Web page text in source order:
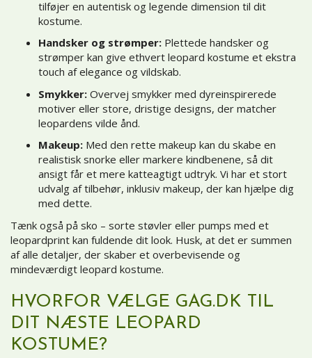
tilføjer en autentisk og legende dimension til dit
kostume.
Handsker og strømper: Plettede handsker og
strømper kan give ethvert leopard kostume et ekstra
touch af elegance og vildskab.
Smykker: Overvej smykker med dyreinspirerede
motiver eller store, dristige designs, der matcher
leopardens vilde ånd.
Makeup: Med den rette makeup kan du skabe en
realistisk snorke eller markere kindbenene, så dit
ansigt får et mere katteagtigt udtryk. Vi har et stort
udvalg aftilbehør, inklusiv makeup, der kan hjælpe dig
med dette.
Tænk også på sko – sorte støvler eller pumps med et
leopardprint kan fuldende dit look. Husk, at det er summen
af alle detaljer, der skaber et overbevisende og
mindeværdigt leopard kostume.
HVORFOR VÆLGE GAG.DK TIL
DIT NÆSTE LEOPARD
KOSTUME?